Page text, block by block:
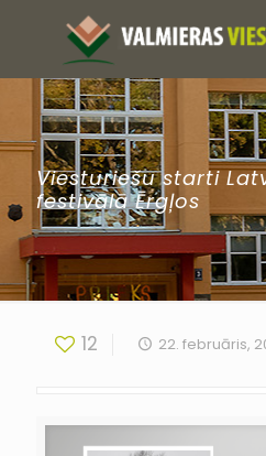
Viesturiešu starti
festivālā Ērgļos
12 22. februāris,